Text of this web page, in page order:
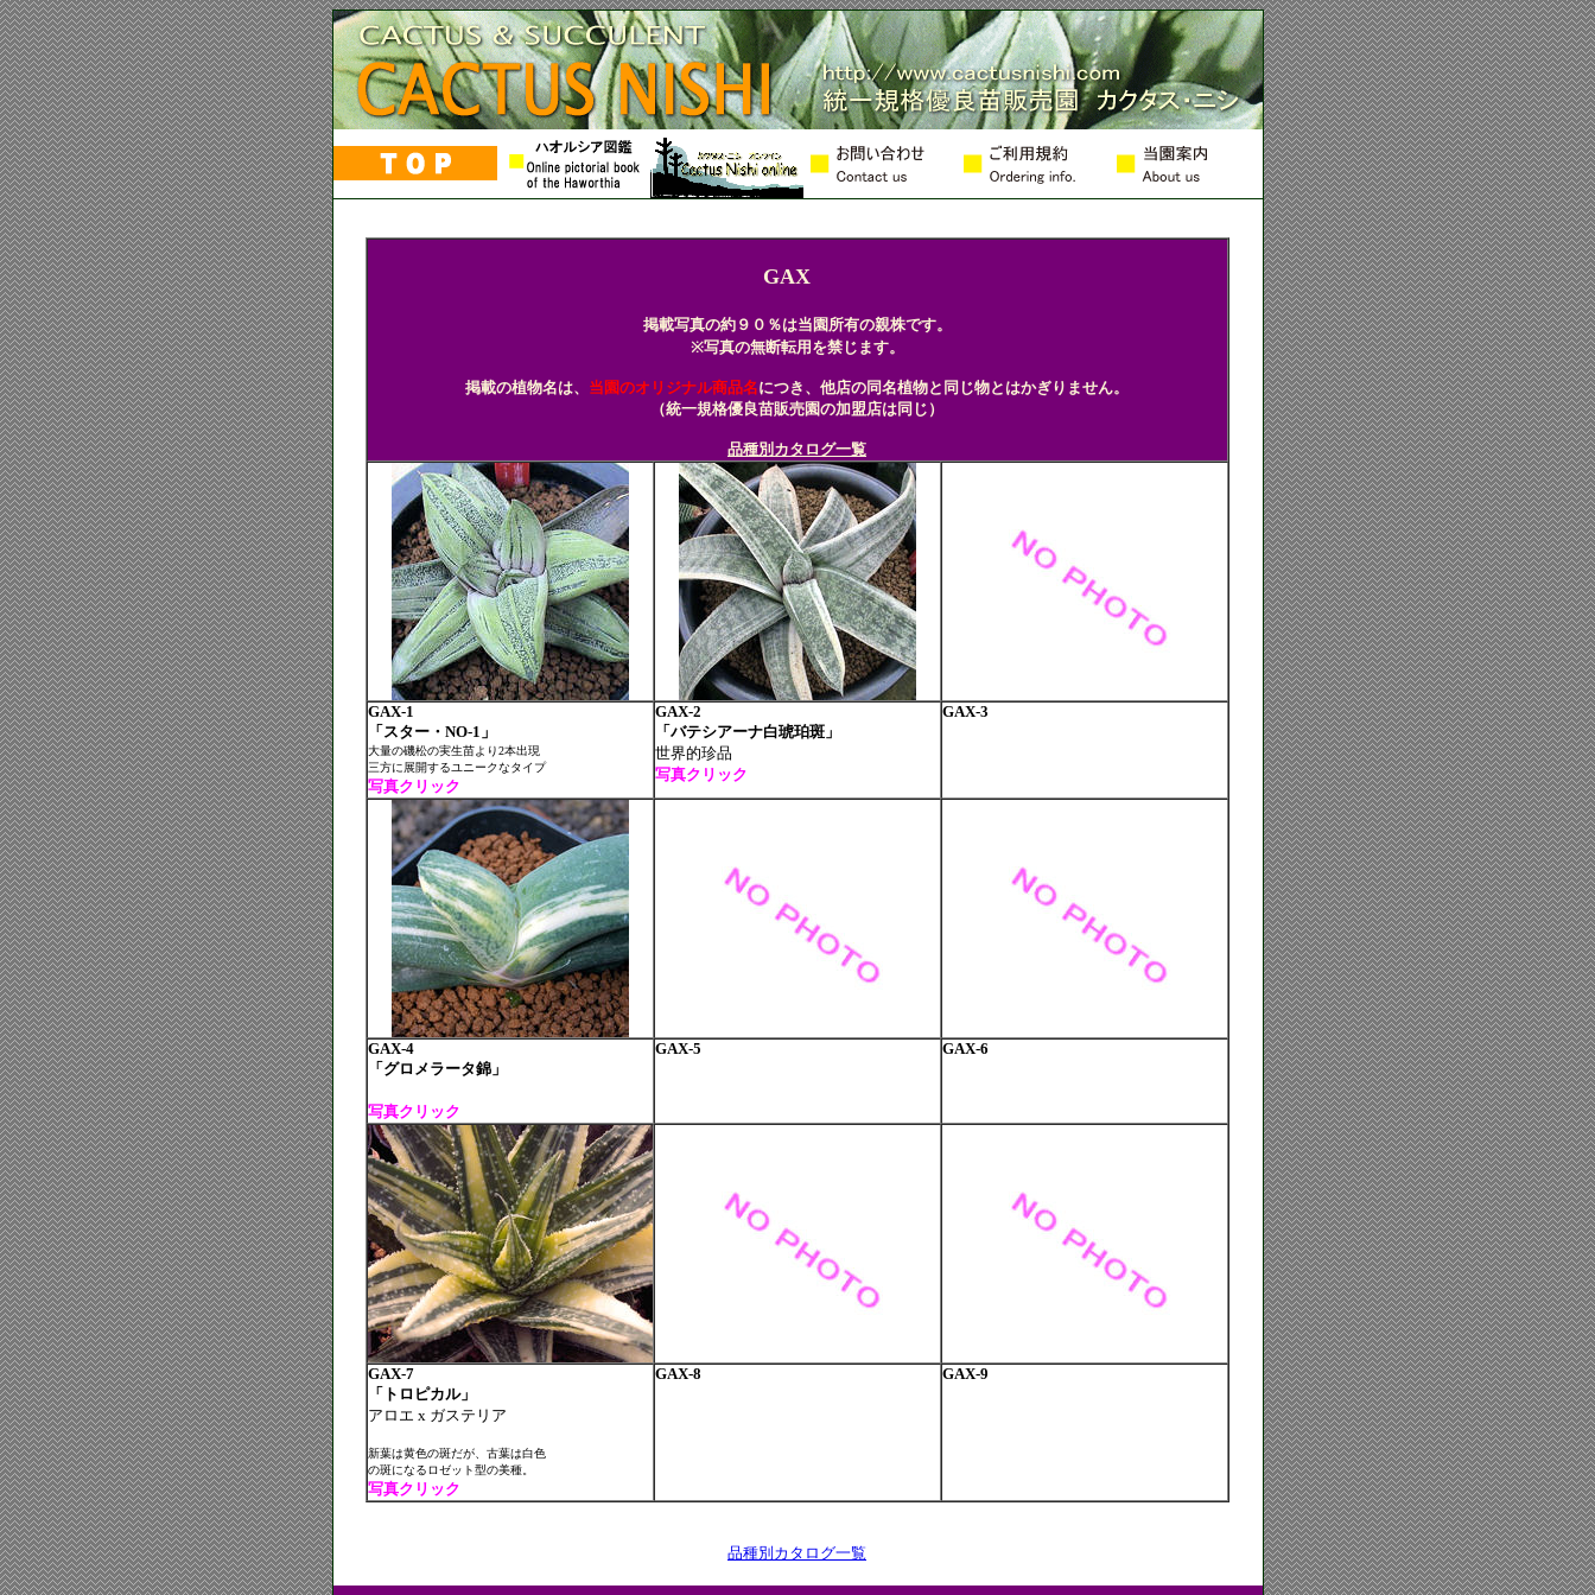
GAX
掲載写真の約９０％は当園所有の親株です。
※写真の無断転用を禁じます。
掲載の植物名は、 当園のオリジナル商品名につき、他店の同名植物と同じ物とはかぎりません。
（統一規格優良苗販売園の加盟店は同じ）
品種別カタログ一覧
GAX-1
「スター・NO-1」
大量の磯松の実生苗より2本出現
三方に展開するユニークなタイプ
写真クリック
GAX-2
「バテシアーナ白琥珀斑」
世界的珍品
写真クリック
GAX-3
GAX-4
「グロメラータ錦」
写真クリック
GAX-5 GAX-6
GAX-7
「トロピカル」
アロエ x ガステリア
新葉は黄色の斑だが、古葉は白色
の斑になるロゼット型の美種。
写真クリック
GAX-8 GAX-9
品種別カタログ一覧